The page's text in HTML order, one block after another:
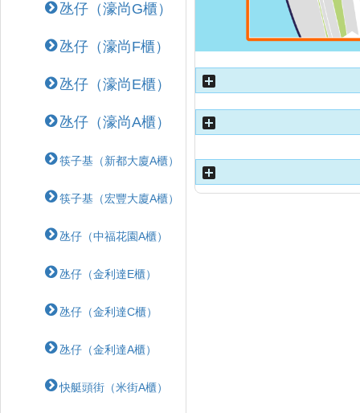
氹仔（濠尚G櫃）
氹仔（濠尚F櫃）
氹仔（濠尚E櫃）
氹仔（濠尚A櫃）
筷子基（新都大廈A櫃）
筷子基（宏豐大廈A櫃）
氹仔（中福花園A櫃）
氹仔（金利達E櫃）
氹仔（金利達C櫃）
氹仔（金利達A櫃）
快艇頭街（米街A櫃）